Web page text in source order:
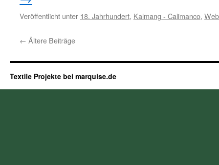
Veröffentlicht unter 18. Jahrhundert, Kalmang - Calimanco,
← Ältere Beiträge
Textile Projekte bei marquise.de